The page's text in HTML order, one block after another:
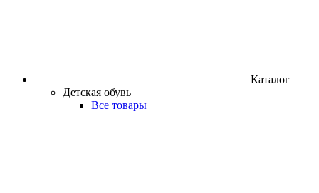
Каталог
Детская обувь
Все товары